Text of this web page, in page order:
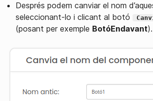
Després podem canviar el nom
seleccionant-lo i clicant al botó
(posant per exemple BotóEndavant).